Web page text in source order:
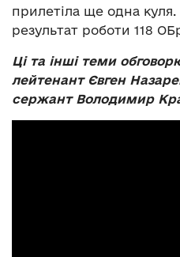
прилетіла ще одна
результат роботи 118
Ці та інші теми
лейтенант Євген
сержант Володимир